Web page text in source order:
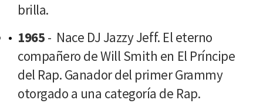
brilla.
1965 - Nace DJ Jazzy Jeff. El eterno
compañero de Will Smith en El Príncipe
del Rap. Ganador del primer Grammy
otorgado a una categoría de Rap.